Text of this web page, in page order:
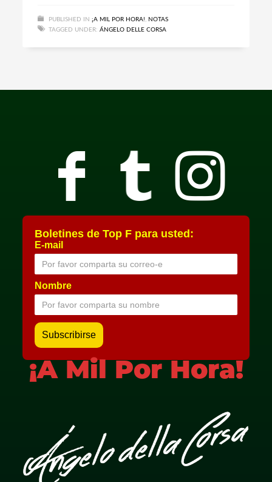
PUBLISHED IN ¡A MIL POR HORA! , NOTAS
TAGGED UNDER: ÁNGELO DELLE CORSA
Boletines de Top F para usted:
E-mail
Nombre
¡A Mil Por Hora!